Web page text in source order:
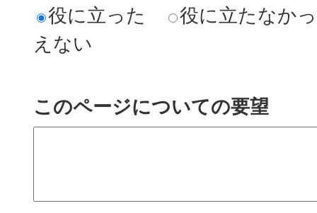
役に立った
役に立たなか
えない
このページについての要望